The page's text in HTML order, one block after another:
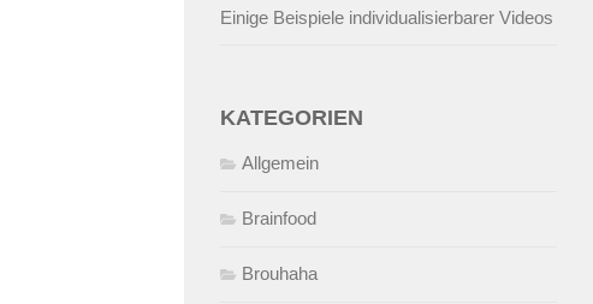
Einige Beispiele individualisierbarer Videos
KATEGORIEN
Allgemein
Brainfood
Brouhaha